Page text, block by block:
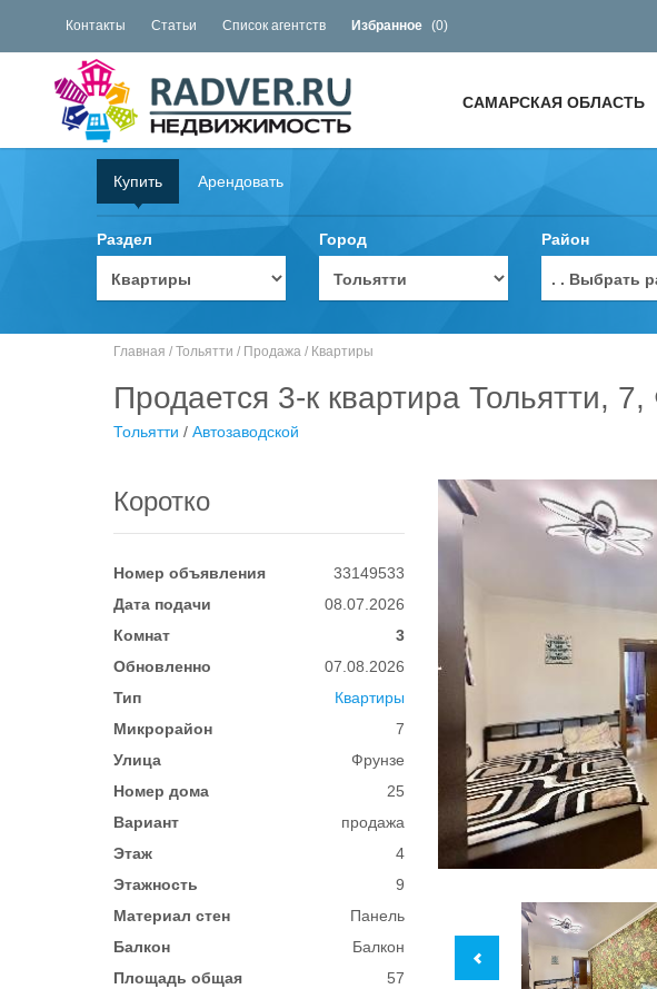
Контакты Статьи Список агентств Избранное (0)
САМАРСКАЯ ОБЛАСТЬ
Купить Арендовать
Раздел Город Район
. . Выбрать
Главная / Тольятти / Продажа / Квартиры
Продается 3-к квартира Тольятти,
Тольятти / Автозаводской
Коротко
Номер объявления
33149533
Дата подачи
08.07.2026
Комнат
3
Обновленно
07.08.2026
Тип
Квартиры
Микрорайон
7
Улица
Фрунзе
Номер дома
25
Вариант
продажа
Этаж
4
Этажность
9
Материал стен
Панель
Балкон
Балкон
Площадь общая
57